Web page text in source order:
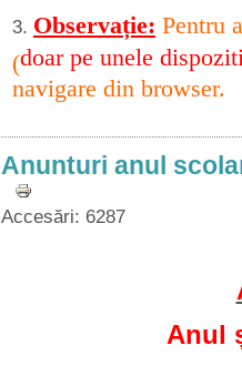
3. Observație: Pentru
(doar pe unele
navigare din browser.
Anunturi anul
Accesări: 6287
Anul